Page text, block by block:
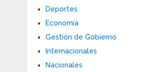
Deportes
Economía
Gestión de Gobierno
Internacionales
Nacionales